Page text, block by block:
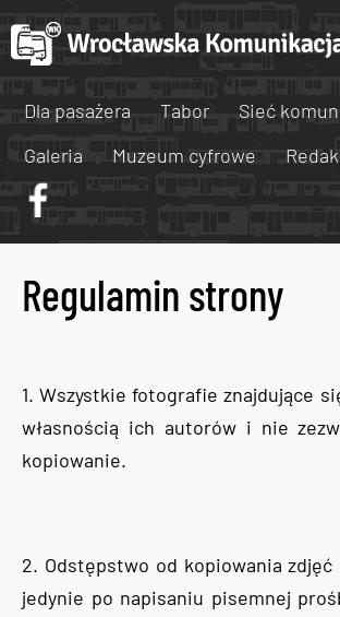
Dla pasażera Tabor
Sieć
Galeria
Muzeum cyfrowe
Regulamin strony
1. Wszystkie fotografie znajdujące
własnością ich autorów i nie
kopiowanie.
2. Odstępstwo od kopiowania
jedynie po napisaniu pisemnej